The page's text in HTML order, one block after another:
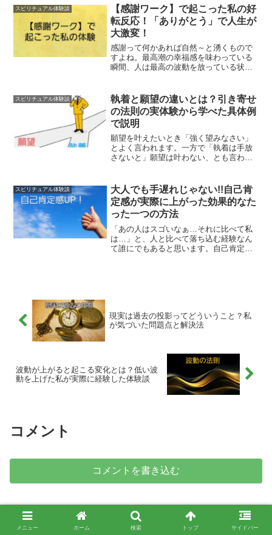
て必ず中心に戻る力が働くようになって
おり、実はこの中間＝ニュー...
スピリチュアル体験談
【感謝ワーク】で起こった私の好
転反応！「ありがとう」で人生が
大激変！
感謝って何かあれば自然～と湧くもので
すよね。最高潮の幸福感を味わっている
瞬間、人は最高の波動を放っている状態
よう」というのが感謝ワーク。わたしも
実践してみたので、その体...
スピリチュアル体験談
執着と願望の違いとは？引き寄せ
の法則の実体験から学べた具体例
で説明
願望を叶えたいとき「強く望みなさい」
とよく言われます。一方で「執着は手放
さないと」願望は叶わない、とも言われ
迷ったことはありませんか？今回は 執着
と願望の明確な違い 願...
スピリチュアル体験談
大人でも手遅れじゃない!!自己肯
定感が実際に上がった効果的なた
った一つの方法
「あの人はスゴいなぁ…それに比べて私
は…」と、人と比べて落ち込む経験なん
て誰にでもあると思います。自己肯定感
現実は過去の投影ってどういうこと？私
が気づいた問題点と解決法
波動が上がると起こる変化とは？低い波
動を上げた私が実際に経験した体験談
コメント
コメントを書き込む
メニュー ホーム 検索 トップ サイドバー